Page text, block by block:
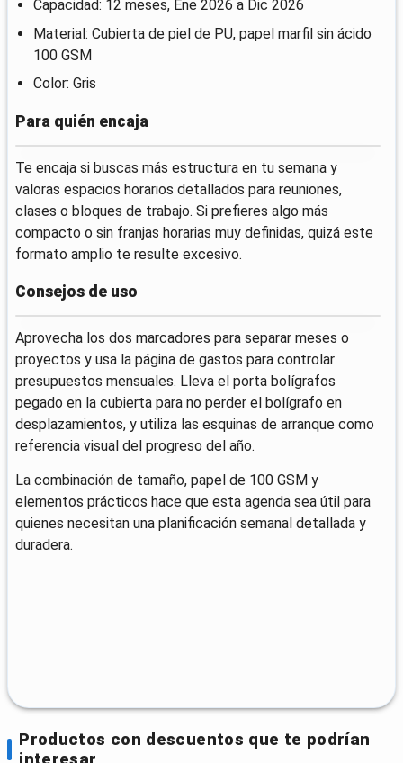
Capacidad: 12 meses, Ene 2026 a Dic 2026
Material: Cubierta de piel de PU, papel marfil sin ácido
100 GSM
Color: Gris
Para quién encaja
Te encaja si buscas más estructura en tu semana y
valoras espacios horarios detallados para reuniones,
clases o bloques de trabajo. Si prefieres algo más
compacto o sin franjas horarias muy definidas, quizá este
formato amplio te resulte excesivo.
Consejos de uso
Aprovecha los dos marcadores para separar meses o
proyectos y usa la página de gastos para controlar
presupuestos mensuales. Lleva el porta bolígrafos
pegado en la cubierta para no perder el bolígrafo en
desplazamientos, y utiliza las esquinas de arranque como
referencia visual del progreso del año.
La combinación de tamaño, papel de 100 GSM y
elementos prácticos hace que esta agenda sea útil para
quienes necesitan una planificación semanal detallada y
duradera.
Productos con descuentos que te podrían
interesar